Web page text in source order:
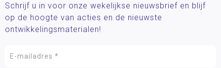
Schrijf u in voor onze wekelijkse nieuwsbrief en blijf
op de hoogte van acties en de nieuwste
ontwikkelingsmaterialen!